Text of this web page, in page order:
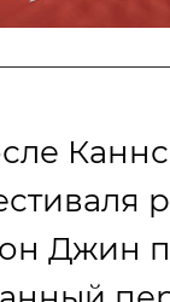
Джин